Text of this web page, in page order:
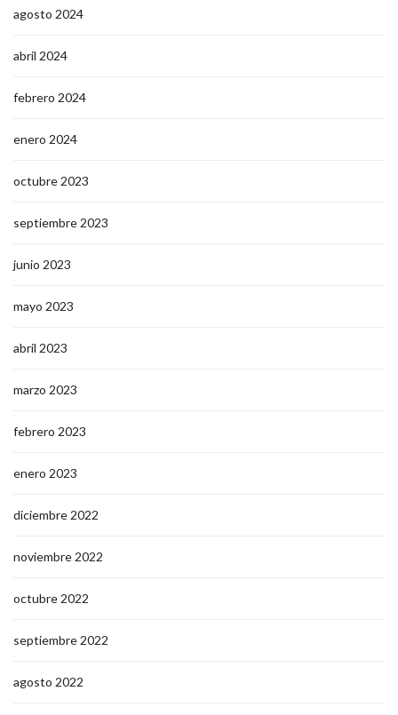
agosto 2024
abril 2024
febrero 2024
enero 2024
octubre 2023
septiembre 2023
junio 2023
mayo 2023
abril 2023
marzo 2023
febrero 2023
enero 2023
diciembre 2022
noviembre 2022
octubre 2022
septiembre 2022
agosto 2022